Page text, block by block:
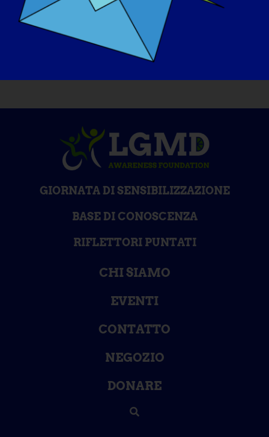
spiaggia a muovere le dita dei piedi
GIORNATA DI SENSIBILIZZAZIONE
BASE DI CONOSCENZA
RIFLETTORI PUNTATI
CHI SIAMO
EVENTI
CONTATTO
NEGOZIO
DONARE